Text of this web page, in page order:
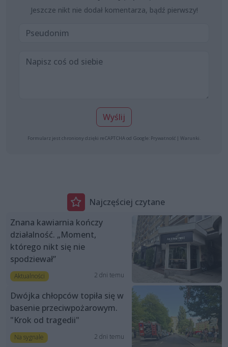
Jeszcze nikt nie dodał komentarza, bądź pierwszy!
Wyślij
Formularz jest chroniony dzięki reCAPTCHA od Google: Prywatność | Warunki
Najczęściej czytane
Znana kawiarnia kończy
działalność. „Moment,
którego nikt się nie
spodziewał”
Aktualności 2 dni temu
Dwójka chłopców topiła się w
basenie przeciwpożarowym.
"Krok od tragedii"
Na sygnale 2 dni temu